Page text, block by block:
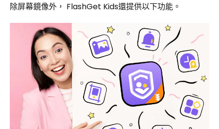
除屏幕鏡像外， FlashGet Kids還提供以下功能。